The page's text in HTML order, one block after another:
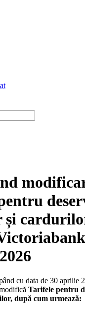
cu data de 30 aprilie
Tarifele pentru
după cum urmează: